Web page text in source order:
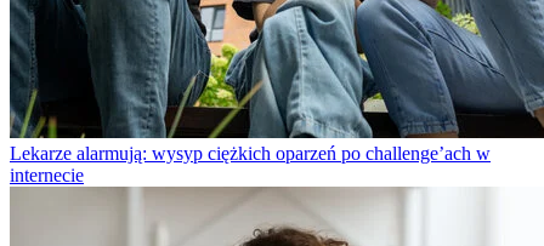
Lekarze alarmują: wysyp ciężkich oparzeń po challenge’ach w
internecie